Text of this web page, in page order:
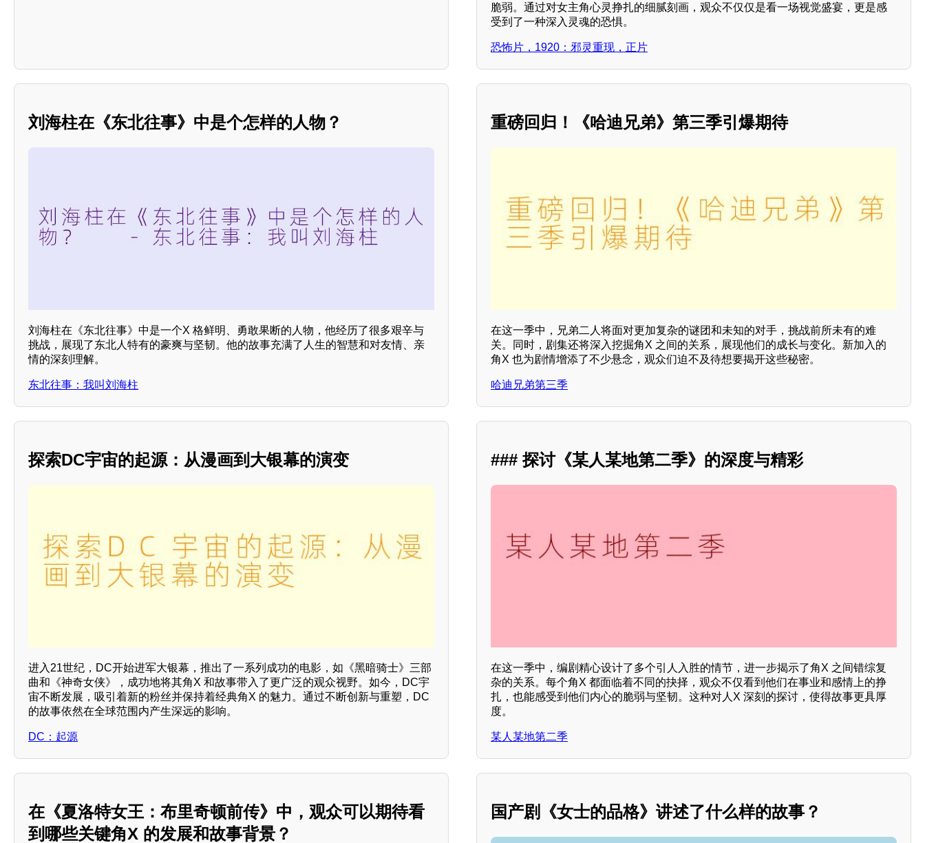
脆弱。通过对女主角心灵挣扎的细腻刻画，观众不仅仅是看一场视觉盛宴，更是感
受到了一种深入灵魂的恐惧。
恐怖片，1920：邪灵重现，正片
刘海柱在《东北往事》中是个怎样的人物？
刘海柱在《东北往事》中是一个X 格鲜明、勇敢果断的人物，他经历了很多艰辛与
挑战，展现了东北人特有的豪爽与坚韧。他的故事充满了人生的智慧和对友情、亲
情的深刻理解。
东北往事：我叫刘海柱
重磅回归！《哈迪兄弟》第三季引爆期待
在这一季中，兄弟二人将面对更加复杂的谜团和未知的对手，挑战前所未有的难
关。同时，剧集还将深入挖掘角X 之间的关系，展现他们的成长与变化。新加入的
角X 也为剧情增添了不少悬念，观众们迫不及待想要揭开这些秘密。
哈迪兄弟第三季
探索DC宇宙的起源：从漫画到大银幕的演变
进入21世纪，DC开始进军大银幕，推出了一系列成功的电影，如《黑暗骑士》三部
曲和《神奇女侠》，成功地将其角X 和故事带入了更广泛的观众视野。如今，DC宇
宙不断发展，吸引着新的粉丝并保持着经典角X 的魅力。通过不断创新与重塑，DC
的故事依然在全球范围内产生深远的影响。
DC：起源
### 探讨《某人某地第二季》的深度与精彩
在这一季中，编剧精心设计了多个引人入胜的情节，进一步揭示了角X 之间错综复
杂的关系。每个角X 都面临着不同的抉择，观众不仅看到他们在事业和感情上的挣
扎，也能感受到他们内心的脆弱与坚韧。这种对人X 深刻的探讨，使得故事更具厚
度。
某人某地第二季
在《夏洛特女王：布里奇顿前传》中，观众可以期待看
到哪些关键角X 的发展和故事背景？
国产剧《女士的品格》讲述了什么样的故事？